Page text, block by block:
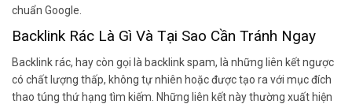
chuẩn Google.
Backlink Rác Là Gì Và Tại Sao Cần Tránh Ngay
Backlink rác, hay còn gọi là backlink spam, là những liên kết ngược
có chất lượng thấp, không tự nhiên hoặc được tạo ra với mục đích
thao túng thứ hạng tìm kiếm. Những liên kết này thường xuất hiện